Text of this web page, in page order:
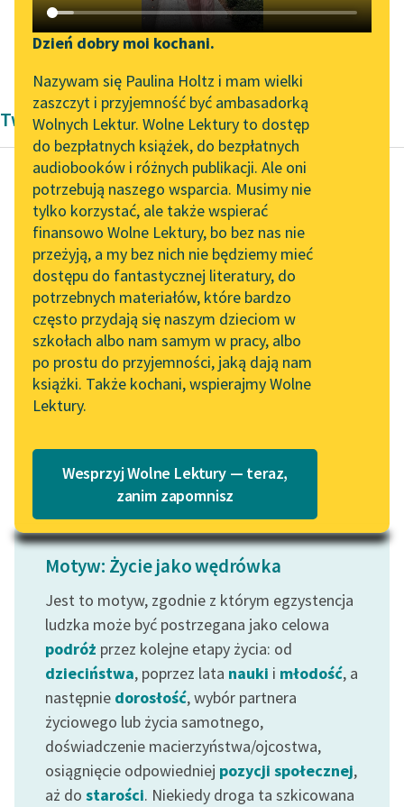
Katalog DAISY
Podkasty o książkach
Zgłoś brak utworu
Aktualności
„Prokurator Alicja Horn”
do słuchania
Byliśmy częścią AI Impact
Lab
Zapraszamy na spotkanie
online z tłumaczkami
literatury skandynawskiej
Spotkanie z Katarzyną
Tunkiel w Oslo
102. lata temu zmarł
Joseph Conrad
Lektury szkolne i klasyka
literatury do słuchania dla
uczennic i uczniów z
niepełnosprawnościami
E-kolekcja lektur
szkolnych i literatury do
słuchania dla uczennic i
uczniów z
niepełnosprawnościami
Feministyczne inspiracje.
Popularyzacja
skandynawskiej literatury
feministycznej
Narzędzia
Mapa Wolnych Lektur
Leśmianator
Przewodnik dla piszących i
czytających
API
OAI-PMH
Widget Wolnych Lektur
Przypisy
Katalog w formacie PDF
Dzień dobry moi kochani.
Nazywam się Paulina Holtz i mam wielki
zaszczyt i przyjemność być ambasadorką
Wolnych Lektur. Wolne Lektury to dostęp
do bezpłatnych książek, do bezpłatnych
audiobooków i różnych publikacji. Ale oni
potrzebują naszego wsparcia. Musimy nie
tylko korzystać, ale także wspierać
finansowo Wolne Lektury, bo bez nas nie
przeżyją, a my bez nich nie będziemy mieć
dostępu do fantastycznej literatury, do
potrzebnych materiałów, które bardzo
często przydają się naszym dzieciom w
szkołach albo nam samym w pracy, albo
po prostu do przyjemności, jaką dają nam
książki. Także kochani, wspierajmy Wolne
Lektury.
Wesprzyj Wolne Lektury — teraz,
zanim zapomnisz
Twórczość Bolesław Prus
Bolesław Prus
Antek
Może spotkacie kiedy
wiejskiego chłopca,
który szuka zarobku i
takiej nauki, jakiej
między swoimi nie...
Motyw: Życie jako wędrówka
Jest to motyw, zgodnie z którym egzystencja
ludzka może być postrzegana jako celowa
podróż przez kolejne etapy życia: od
dzieciństwa, poprzez lata nauki i młodość, a
następnie dorosłość, wybór partnera
życiowego lub życia samotnego,
doświadczenie macierzyństwa/ojcostwa,
osiągnięcie odpowiedniej pozycji społecznej,
aż do starości. Niekiedy droga ta szkicowana